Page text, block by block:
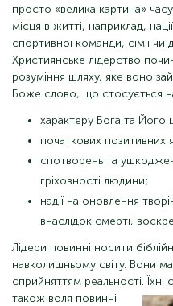
просто «велика картина»
місця в житті, наприклад,
спортивної команди, сім'ї чи
Християнське лідерство
розуміння шляху, яке воно
Боже слово, що стосується
характеру Бога та Його
початкових позитивних
спотворень та
гріховності людини;
надії на оновлення
внаслідок смерті,
Лідери повинні носити
навколишньому світу. Вони
сприйняттям реальності. Їхні
також воля повинні